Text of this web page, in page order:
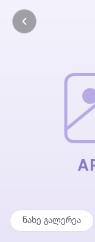
ნახე გალერეა